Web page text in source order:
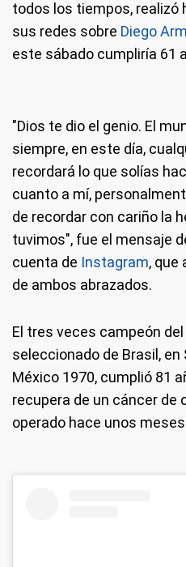
todos los tiempos, realizó
sus redes sobre Diego
este sábado cumpliría 61
"Dios te dio el genio. El
siempre, en este día,
recordará lo que solías
cuanto a mí,
de recordar con cariño la
tuvimos", fue el mensaje
cuenta de Instagram, que
de ambos abrazados.
El tres veces campeón
seleccionado de Brasil, en
México 1970, cumplió 81
recupera de un cáncer de
operado hace unos